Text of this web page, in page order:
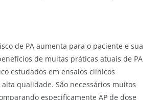
de PA aumenta para o paciente e sua
de muitas práticas atuais de PA
estudados em ensaios clínicos
qualidade. São necessários muitos
especificamente AP de dose